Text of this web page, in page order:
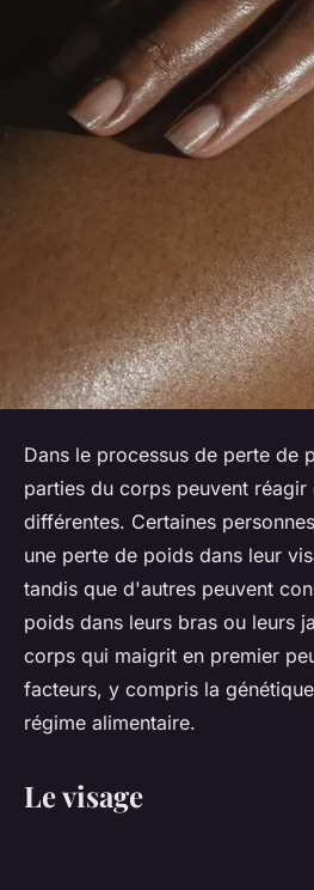
Dans le processus de perte de
parties du corps peuvent réagir
différentes. Certaines
une perte de poids dans leur
tandis que d'autres peuvent
poids dans leurs bras ou leurs
corps qui maigrit en premier
facteurs, y compris la
régime alimentaire.
Le visage